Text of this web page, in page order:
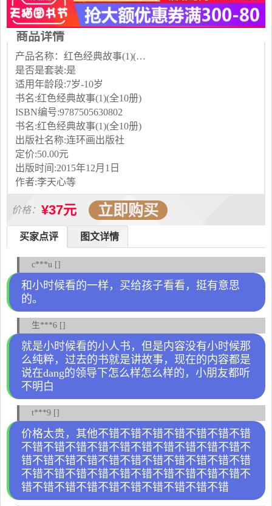
商品详情
产品名称：红色经典故事(1)(全10册...
是否是套装:是
适用年龄段:7岁-10岁
书名:红色经典故事(1)(全10册)
ISBN编号:9787505630802
书名:红色经典故事(1)(全10册)
出版社名称:连环画出版社
定价:50.00元
出版时间:2015年12月1日
作者:李天心等
价格： ¥37元 立即购买
图文详情
买家点评
c***u []
和小时候看的一样，买给孩子看看，挺有意思
的。
生***6 []
就是小时候看的小人书，但是内容没有小时候那
么纯粹，过去的书就是讲故事，现在的内容都是
说在dang的领导下怎么样怎么样的，小朋友都听
不明白
t***9 []
价格太贵，其他不错不错不错不错不错不错不错
不错不错不错不错不错不错不错不错不错不错不
错不错不错不错不错不错不错不错不错不错不错
不错不错不错不错不错不错不错不错不错不错不
错不错不错不错不错不错不错不错不错不错